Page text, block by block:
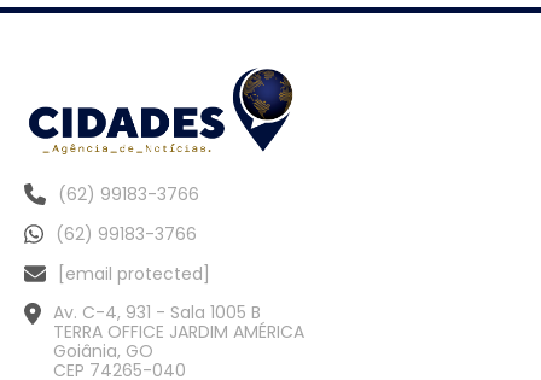
(62) 99183-3766
(62) 99183-3766
[email protected]
Av. C-4, 931 - Sala 1005 B
TERRA OFFICE JARDIM AMÉRICA
Goiânia, GO
CEP 74265-040